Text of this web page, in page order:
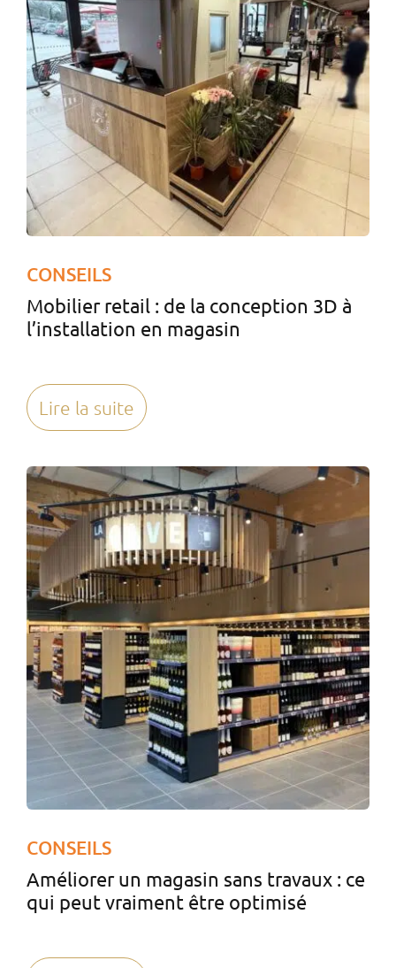
CONSEILS
Mobilier retail : de la conception 3D à
l’installation en magasin
Lire la suite
CONSEILS
Améliorer un magasin sans travaux : ce
qui peut vraiment être optimisé